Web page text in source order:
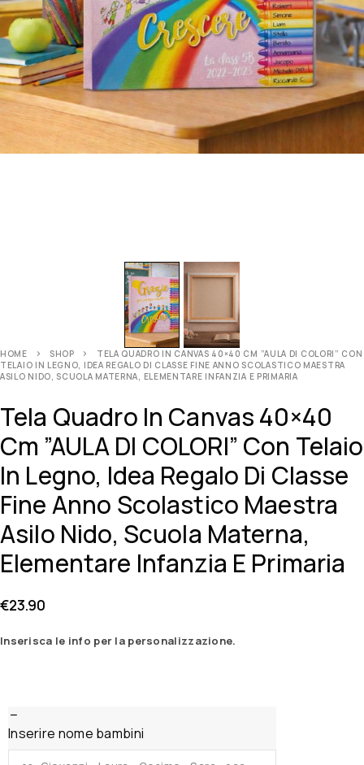
HOME SHOP
TELA QUADRO IN CANVAS 40×40 CM ”AULA DI COLORI” CON
TELAIO IN LEGNO, IDEA REGALO DI CLASSE FINE ANNO SCOLASTICO MAESTRA
ASILO NIDO, SCUOLA MATERNA, ELEMENTARE INFANZIA E PRIMARIA
Tela Quadro In Canvas 40×40
Cm ”AULA DI COLORI” Con Telaio
In Legno, Idea Regalo Di Classe
Fine Anno Scolastico Maestra
Asilo Nido, Scuola Materna,
Elementare Infanzia E Primaria
€23.90
Inserisca le info per la personalizzazione.
Inserire nome bambini